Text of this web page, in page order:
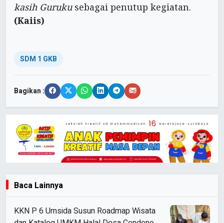
kasih Gurukusebagai penutup kegiatan.
(Kaiis)
SDM 1 GKB
Bagikan :
Baca Lainnya
KKN P 6 Umsida Susun Roadmap Wisata